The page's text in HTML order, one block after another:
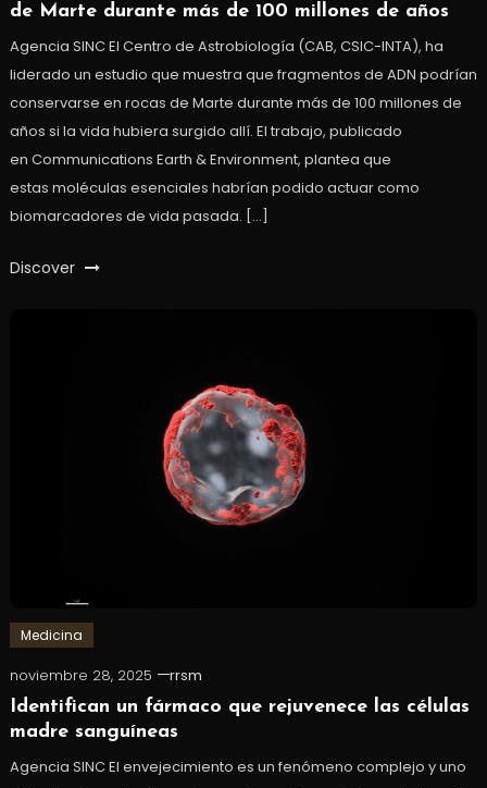
de Marte durante más de 100 millones de años
Agencia SINC El Centro de Astrobiología (CAB, CSIC-INTA), ha
liderado un estudio que muestra que fragmentos de ADN podrían
conservarse en rocas de Marte durante más de 100 millones de
años si la vida hubiera surgido allí. El trabajo, publicado
en Communications Earth & Environment, plantea que
estas moléculas esenciales habrían podido actuar como
biomarcadores de vida pasada. […]
Discover
Medicina
noviembre 28, 2025
rrsm
Identifican un fármaco que rejuvenece las células
madre sanguíneas
Agencia SINC El envejecimiento es un fenómeno complejo y uno